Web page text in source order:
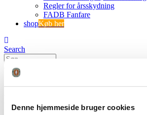
Denne hjemmeside bruger cookies
Regler for årsskydning
FADB Fanfare
shopKøb her
Search